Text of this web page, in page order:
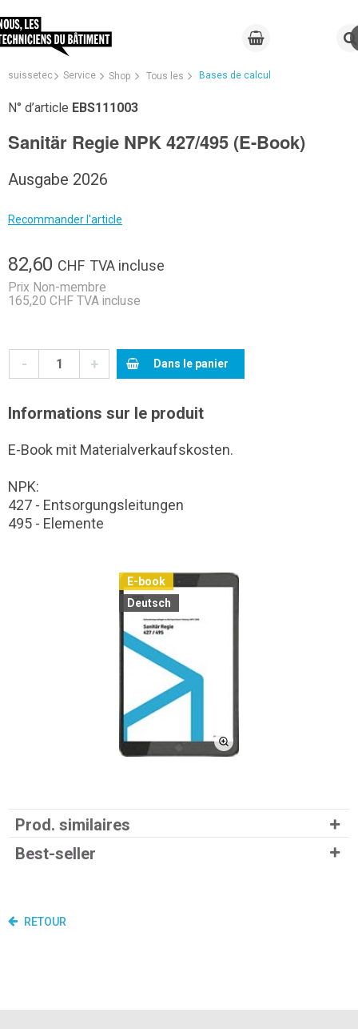
suissetec Service Shop Tous les Bases de calcul
N° d’article EBS111003
Sanitär Regie NPK 427/495 (E-Book)
Ausgabe 2026
Recommander l'article
82,60 CHF TVA incluse
Prix Non-membre
165,20 CHF TVA incluse
- + Dans le panier
Informations sur le produit
E-Book mit Materialverkaufskosten.
NPK:
427 - Entsorgungsleitungen
495 - Elemente
E-book
Deutsch
Prod. similaires
Best-seller
RETOUR